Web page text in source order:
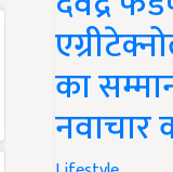
का
नवाचार